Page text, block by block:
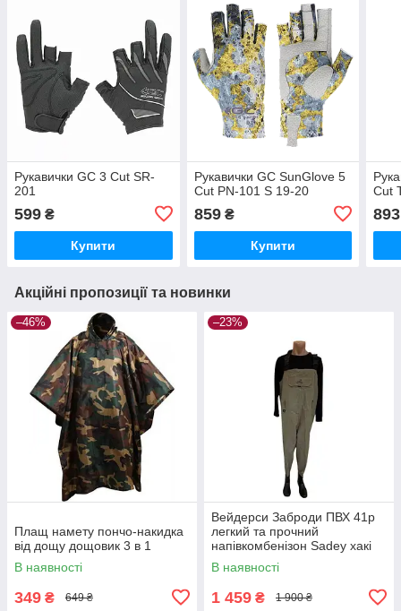
Рукавички GC 3 Cut SR-
201
599 ₴
Купити
Рукавички GC SunGlove 5
Cut PN-101 S 19-20
859₴
Купити
Cut
893
Акційні пропозиції та новинки
–46%
Плащ намету пончо-накидка
від дощу дощовик 3 в 1
В наявності
349 ₴ 649 ₴
–23%
Вейдерси Заброди ПВХ 41р
легкий та прочний
напівкомбенізон Sadey хакі
В наявності
1 459 ₴ 1 900 ₴